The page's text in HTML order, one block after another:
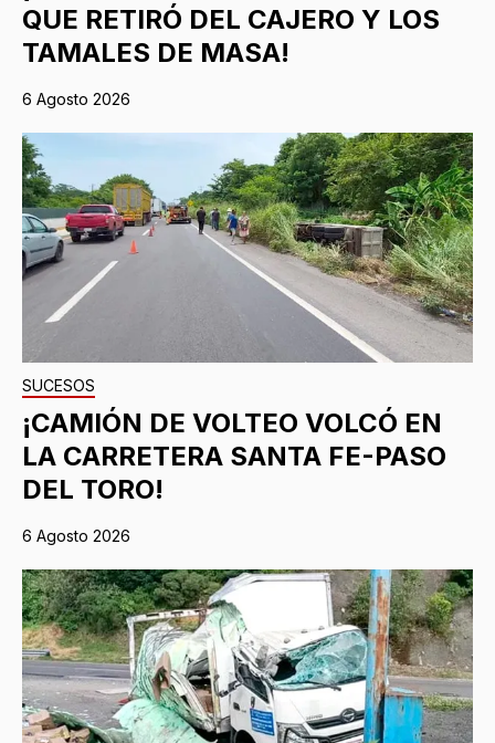
QUE RETIRÓ DEL CAJERO Y LOS
TAMALES DE MASA!
6 Agosto 2026
SUCESOS
¡CAMIÓN DE VOLTEO VOLCÓ EN
LA CARRETERA SANTA FE-PASO
DEL TORO!
6 Agosto 2026